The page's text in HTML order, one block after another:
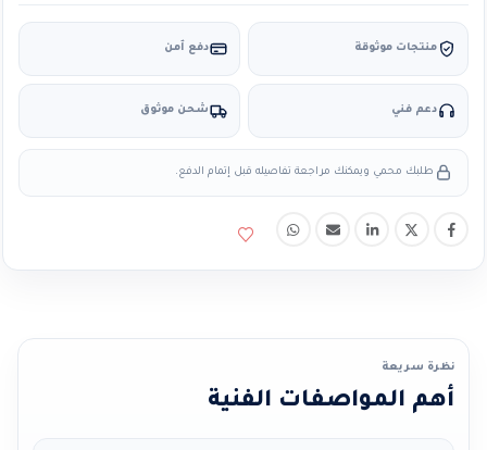
منتجات موثوقة دفع آمن
دعم فني شحن موثوق
طلبك محمي ويمكنك مراجعة تفاصيله قبل إتمام الدفع.
نظرة سريعة
أهم المواصفات الفنية